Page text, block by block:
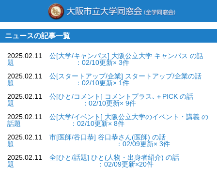
ニュースの記事一覧
2025.02.11
公[大学/キャンパス] 大阪公立大学 キャンパス の話
題 ：02/10更新× 3件
2025.02.11
公[スタートアップ/企業] スタートアップ/企業の話
題 ：02/10更新× 1件
2025.02.11
公[ひと/コメント] コメントプラス､＋PICK の話
題 ：02/10更新× 9件
2025.02.11
公[大学/イベント] 大阪公立大学のイベント・講義 の
話題 ：02/10更新× 8件
2025.02.11
市[医師/谷口恭] 谷口恭さん(医師) の話
題 ：02/09更新× 3件
2025.02.11
全[ひと/話題] ひと(人物・出身者紹介) の話
題 ：02/09更新×20件